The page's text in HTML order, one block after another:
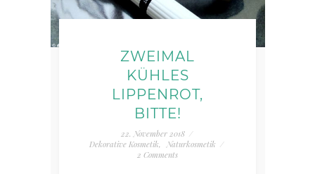
ZWEIMAL
KÜHLES
LIPPENROT,
BITTE!
22. November 2018 /
Dekorative Kosmetik
Naturkosmetik /
2 Comments